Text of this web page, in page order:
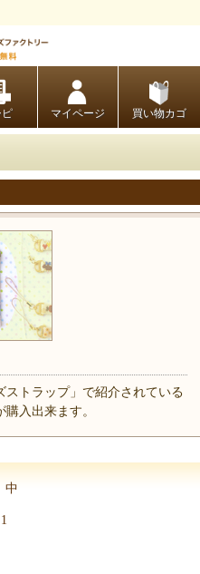
ピ マイページ 買い物カゴ
ストラップ」で紹介されている
入出来ます。
中